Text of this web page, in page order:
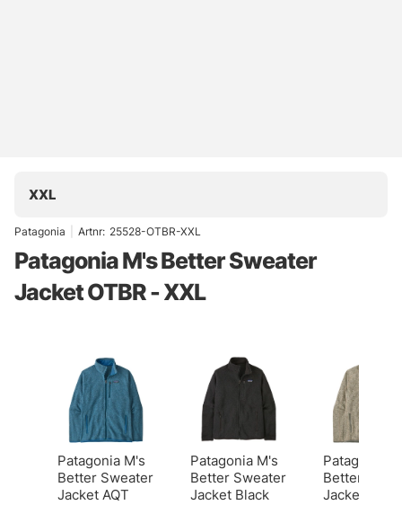
XXL
Patagonia Artnr: 25528-OTBR-XXL
Patagonia M's Better Sweater
Jacket OTBR - XXL
Patagonia M's
Better Sweater
Jacket AQT
Patagonia M's
Better Sweater
Jacket Black
Patagonia
Better
Jacket